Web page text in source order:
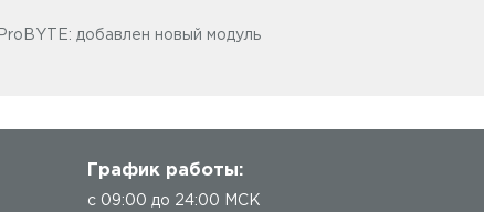
добавлен новый модуль
График работы:
с 09:00 до 24:00 МСК